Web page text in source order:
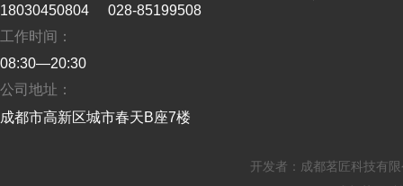
18030450804
028-85199508
工作时间：
08:30—20:30
公司地址：
成都市高新区城市春天B座7楼
开发者：成都茗匠科技有